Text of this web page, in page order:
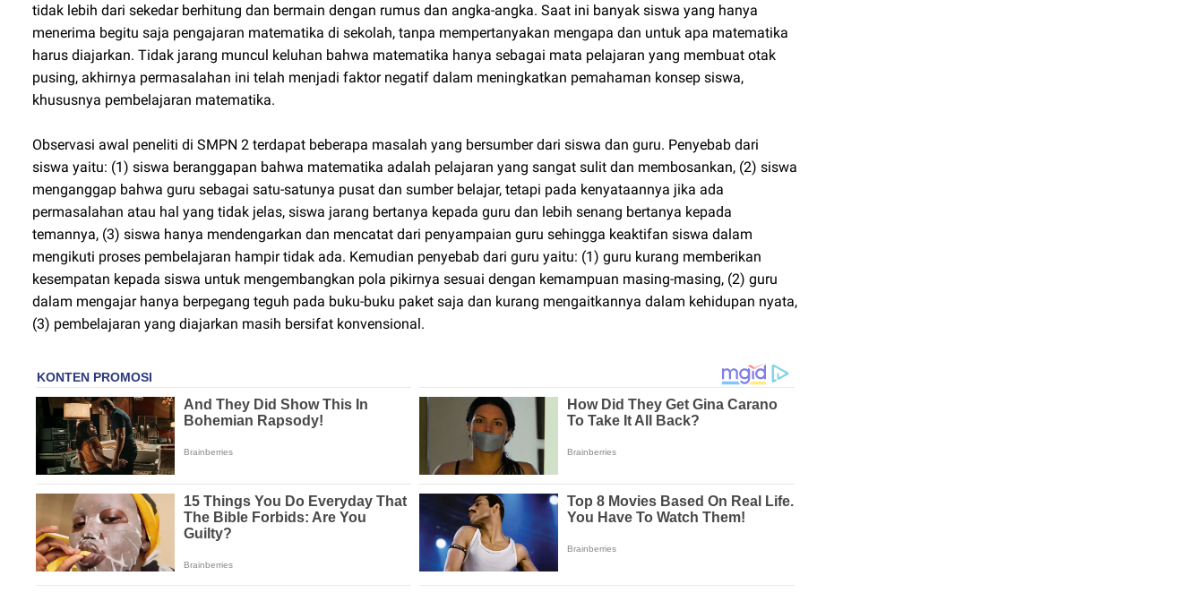
tidak lebih dari sekedar berhitung dan bermain dengan rumus dan angka-angka. Saat ini banyak siswa yang hanya
menerima begitu saja pengajaran matematika di sekolah, tanpa mempertanyakan mengapa dan untuk apa matematika
harus diajarkan. Tidak jarang muncul keluhan bahwa matematika hanya sebagai mata pelajaran yang membuat otak
pusing, akhirnya permasalahan ini telah menjadi faktor negatif dalam meningkatkan pemahaman konsep siswa,
khususnya pembelajaran matematika.
Observasi awal peneliti di SMPN 2 terdapat beberapa masalah yang bersumber dari siswa dan guru. Penyebab dari
siswa yaitu: (1) siswa beranggapan bahwa matematika adalah pelajaran yang sangat sulit dan membosankan, (2) siswa
menganggap bahwa guru sebagai satu-satunya pusat dan sumber belajar, tetapi pada kenyataannya jika ada
permasalahan atau hal yang tidak jelas, siswa jarang bertanya kepada guru dan lebih senang bertanya kepada
temannya, (3) siswa hanya mendengarkan dan mencatat dari penyampaian guru sehingga keaktifan siswa dalam
mengikuti proses pembelajaran hampir tidak ada. Kemudian penyebab dari guru yaitu: (1) guru kurang memberikan
kesempatan kepada siswa untuk mengembangkan pola pikirnya sesuai dengan kemampuan masing-masing, (2) guru
dalam mengajar hanya berpegang teguh pada buku-buku paket saja dan kurang mengaitkannya dalam kehidupan nyata,
(3) pembelajaran yang diajarkan masih bersifat konvensional.